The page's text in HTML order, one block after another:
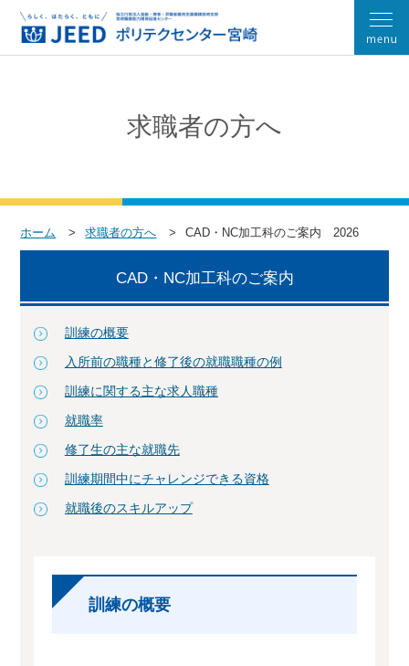
求職者の方へ
ホーム 求職者の方へ CAD・NC加工科のご案内 2026
CAD・NC加工科のご案内
訓練の概要
入所前の職種と修了後の就職職種の例
訓練に関する主な求人職種
就職率
修了生の主な就職先
訓練期間中にチャレンジできる資格
就職後のスキルアップ
訓練の概要